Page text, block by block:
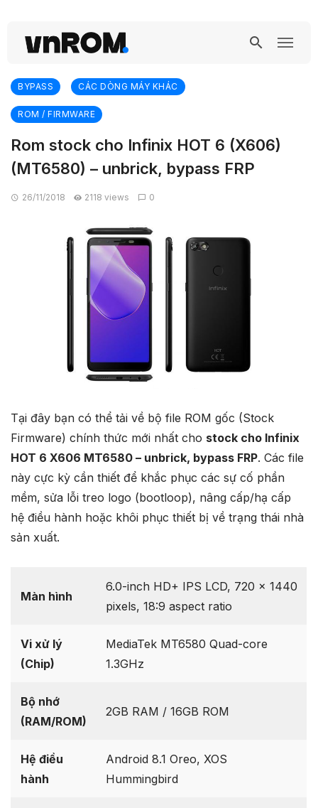
BYPASS CÁC DÒNG MÁY KHÁC
ROM / FIRMWARE
Rom stock cho Infinix HOT 6 (X606)
(MT6580) – unbrick, bypass FRP
26/11/2018 2118 views 0
Tại đây bạn có thể tải về bộ file ROM gốc (Stock
Firmware) chính thức mới nhất cho stock cho Infinix
HOT 6 X606 MT6580 – unbrick, bypass FRP. Các file
này cực kỳ cần thiết để khắc phục các sự cố phần
mềm, sửa lỗi treo logo (bootloop), nâng cấp/hạ cấp
hệ điều hành hoặc khôi phục thiết bị về trạng thái nhà
sản xuất.
Màn hình
6.0-inch HD+ IPS LCD, 720 x 1440
pixels, 18:9 aspect ratio
Vi xử lý
(Chip)
MediaTek MT6580 Quad-core
1.3GHz
Bộ nhớ
(RAM/ROM)
2GB RAM / 16GB ROM
Hệ điều
hành
Android 8.1 Oreo, XOS
Hummingbird